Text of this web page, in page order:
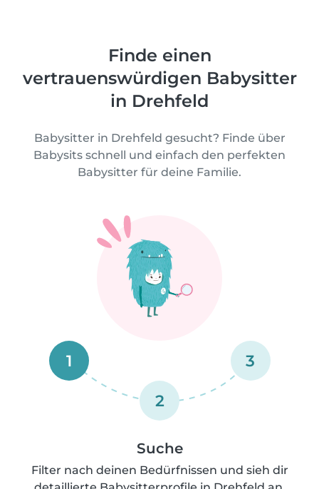
Finde einen
vertrauenswürdigen Babysitter
in Drehfeld
Babysitter in Drehfeld gesucht? Finde über
Babysits schnell und einfach den perfekten
Babysitter für deine Familie.
1
2
3
Suche
Filter nach deinen Bedürfnissen und sieh dir